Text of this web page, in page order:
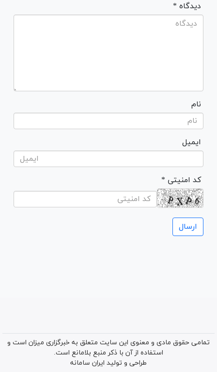
* دیدگاه
نام
ایمیل
* کد امنیتی
تمامی حقوق مادی و معنوی این سایت متعلق به خبرگزاری میزان است و
استفاده از آن با ذکر منبع بلامانع است.
طراحی و تولید ایران سامانه